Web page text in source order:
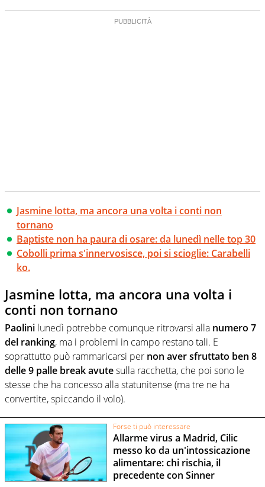
Jasmine lotta, ma ancora una volta i conti non
tornano
Baptiste non ha paura di osare: da lunedì nelle top 30
Cobolli prima s'innervosisce, poi si scioglie: Carabelli
ko.
Jasmine lotta, ma ancora una volta i
conti non tornano
Paolini lunedì potrebbe comunque ritrovarsi alla numero 7
del ranking, ma i problemi in campo restano tali. E
soprattutto può rammaricarsi per non aver sfruttato ben 8
delle 9 palle break avutesulla racchetta, che poi sono le
stesse che ha concesso alla statunitense (ma tre ne ha
convertite, spiccando il volo).
Forse ti può interessare
Allarme virus a Madrid, Cilic
messo ko da un'intossicazione
alimentare: chi rischia, il
precedente con Sinner